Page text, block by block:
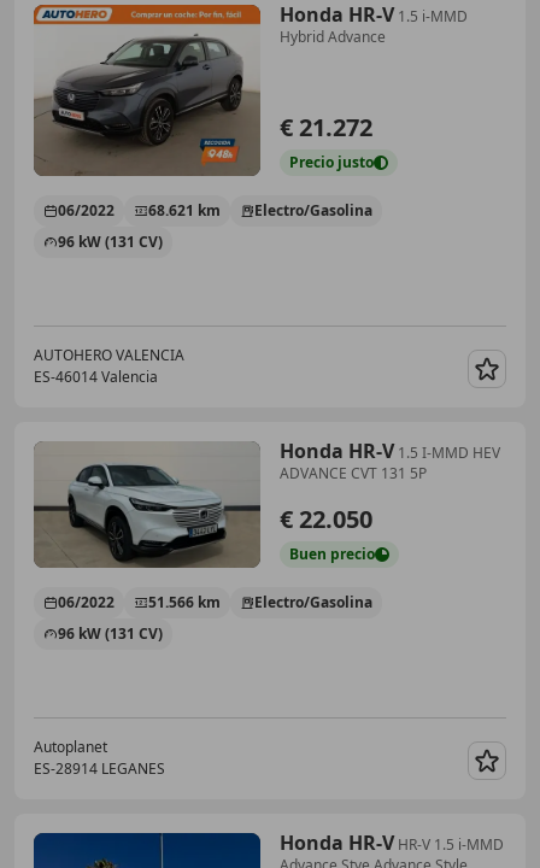
Honda HR-V 1.5 i-MMD
Hybrid Advance
€ 21.272
Precio justo
06/2022 68.621 km
Electro/Gasolina
96 kW (131 CV)
AUTOHERO VALENCIA
ES-46014 Valencia
Honda HR-V 1.5 I-MMD HEV
ADVANCE CVT 131 5P
€ 22.050
Buen precio
06/2022 51.566 km
Electro/Gasolina
96 kW (131 CV)
Autoplanet
ES-28914 LEGANES
Honda HR-V HR-V 1.5 i-MMD